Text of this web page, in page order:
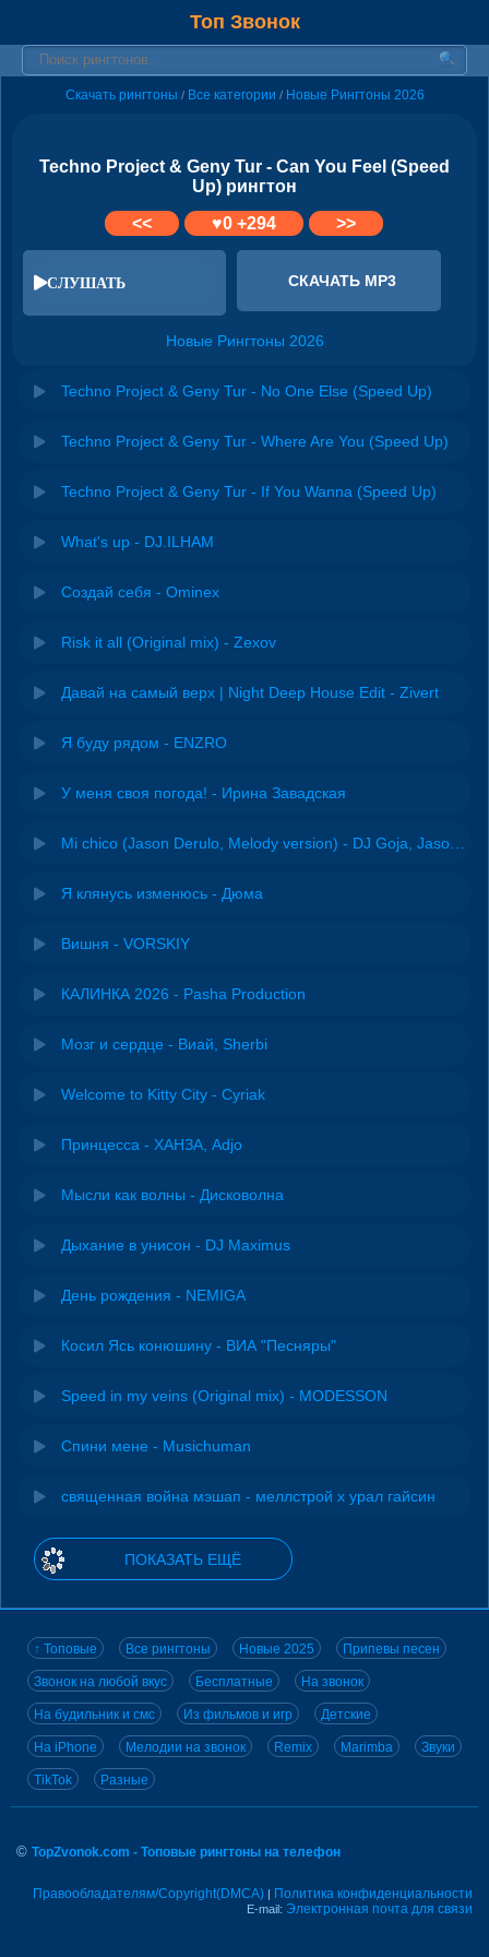
Топ Звонок
Скачать рингтоны / Все категории / Новые Рингтоны 2026
Techno Project & Geny Tur - Can You Feel (Speed
Up) рингтон
<<
♥0+294 >>
СЛУШАТЬ СКАЧАТЬ MP3
Новые Рингтоны 2026
Techno Project & Geny Tur - No One Else (Speed Up)
Techno Project & Geny Tur - Where Are You (Speed Up)
Techno Project & Geny Tur - If You Wanna (Speed Up)
What's up - DJ.ILHAM
Создай себя - Ominex
Risk it all (Original mix) - Zexov
Давай на самый верх | Night Deep House Edit - Zivert
Я буду рядом - ENZRO
У меня своя погода! - Ирина Завадская
Я клянусь изменюсь - Дюма
Вишня - VORSKIY
КАЛИНКА 2026 - Pasha Production
Мозг и сердце - Виай, Sherbi
Welcome to Kitty City - Cyriak
Принцесса - ХАНЗА, Adjo
Мысли как волны - Дисковолна
Дыхание в унисон - DJ Maximus
День рождения - NEMIGA
Косил Ясь конюшину - ВИА "Песняры"
Speed in my veins (Original mix) - MODESSON
Спини мене - Musichuman
священная война мэшап - меллстрой х урал гайсин
ПОКАЗАТЬ ЕЩЁ
↑ Топовые Все рингтоны Новые 2025 Припевы песен
Звонок на любой вкус Бесплатные На звонок
На будильник и смс Из фильмов и игр Детские
На iPhone Мелодии на звонок Remix Marimba Звуки
TikTok Разные
© TopZvonok.com - Топовые рингтоны на телефон
Правообладателям/Copyright(DMCA) | Политика конфиденциальности
E-mail: Электронная почта для связи